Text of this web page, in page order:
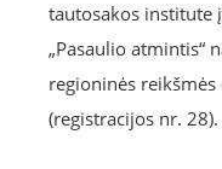
tautosakos institute
„Pasaulio atmintis“
regioninės
(registracijos nr. 28).